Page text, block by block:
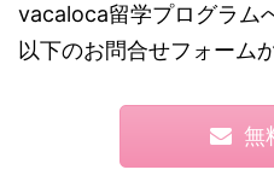
vacaloca留学プログラム
以下のお問合せフォーム
無